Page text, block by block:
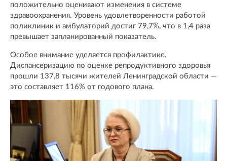
положительно оценивают изменения в системе
здравоохранения. Уровень удовлетворенности работой
поликлиник и амбулаторий достиг 79,7%, что в 1,4 раза
превышает запланированный показатель.
Особое внимание уделяется профилактике.
Диспансеризацию по оценке репродуктивного здоровья
прошли 137,8 тысячи жителей Ленинградской области —
это составляет 116% от годового плана.